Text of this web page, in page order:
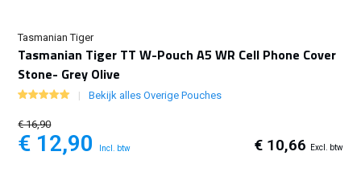
Tasmanian Tiger
Tasmanian Tiger TT W-Pouch A5 WR Cell Phone Cover
Stone- Grey Olive
Bekijk alles Overige Pouches
€ 16,90
€ 12,90 Incl. btw € 10,66 Excl. btw